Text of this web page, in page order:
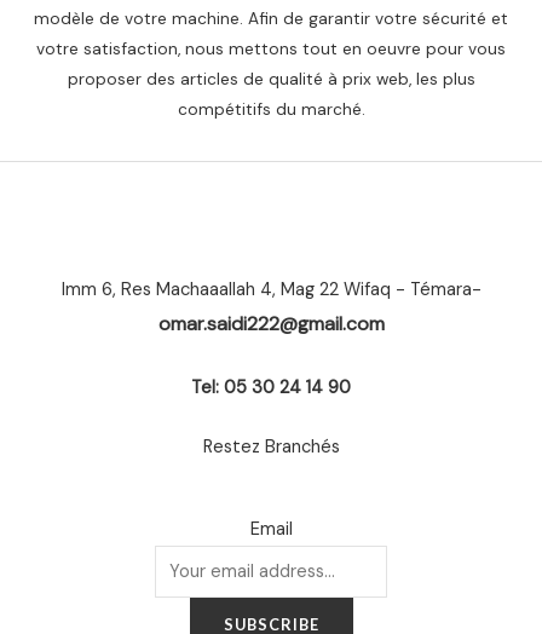
modèle de votre machine. Afin de garantir votre sécurité et
votre satisfaction, nous mettons tout en oeuvre pour vous
proposer des articles de qualité à prix web, les plus
compétitifs du marché.
Imm 6, Res Machaaallah 4, Mag 22 Wifaq - Témara-
omar.saidi222@gmail.com
Tel: 05 30 24 14 90
Restez Branchés
Email
SUBSCRIBE